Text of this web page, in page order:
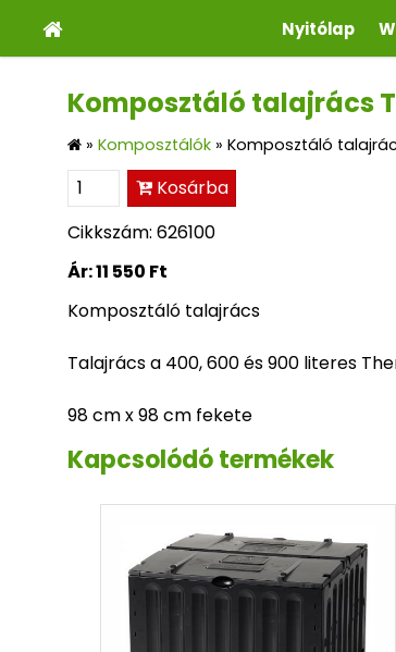
Nyitólap
Komposztáló talajrács
» Komposztálók » Komposztáló
Kosárba
Cikkszám: 626100
Ár:11 550 Ft
Komposztáló talajrács
Talajrács a 400, 600 és 900 literes
98 cm x 98 cm fekete
Kapcsolódó termékek